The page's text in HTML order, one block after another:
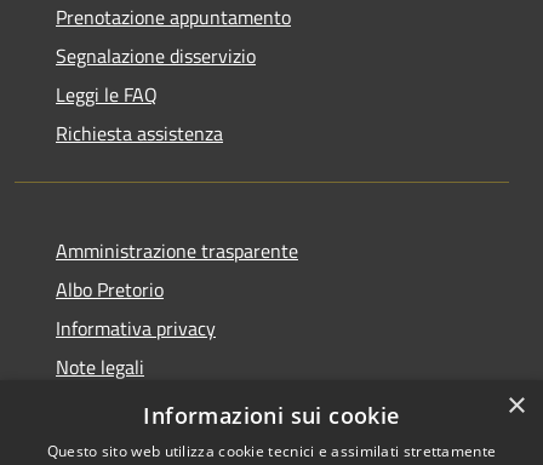
Prenotazione appuntamento
Segnalazione disservizio
Leggi le FAQ
Richiesta assistenza
Amministrazione trasparente
Albo Pretorio
Informativa privacy
Note legali
Dichiarazione di accessibilità
×
Informazioni sui cookie
Questo sito web utilizza cookie tecnici e assimilati strettamente